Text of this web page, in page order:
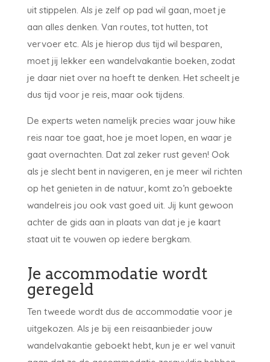
uit stippelen. Als je zelf op pad wil gaan, moet je
aan alles denken. Van routes, tot hutten, tot
vervoer etc. Als je hierop dus tijd wil besparen,
moet jij lekker een wandelvakantie boeken, zodat
je daar niet over na hoeft te denken. Het scheelt je
dus tijd voor je reis, maar ook tijdens.
De experts weten namelijk precies waar jouw hike
reis naar toe gaat, hoe je moet lopen, en waar je
gaat overnachten. Dat zal zeker rust geven! Ook
als je slecht bent in navigeren, en je meer wil richten
op het genieten in de natuur, komt zo’n geboekte
wandelreis jou ook vast goed uit. Jij kunt gewoon
achter de gids aan in plaats van dat je je kaart
staat uit te vouwen op iedere bergkam.
Je accommodatie wordt
geregeld
Ten tweede wordt dus de accommodatie voor je
uitgekozen. Als je bij een reisaanbieder jouw
wandelvakantie geboekt hebt, kun je er wel vanuit